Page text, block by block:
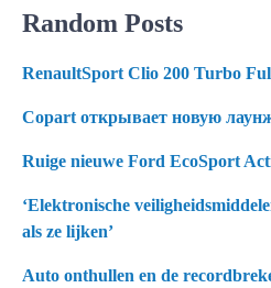
Random Posts
RenaultSport Clio 200 Turbo
Copart открывает новую
Ruige nieuwe Ford EcoSport
‘Elektronische
als ze lijken’
Auto onthullen en de